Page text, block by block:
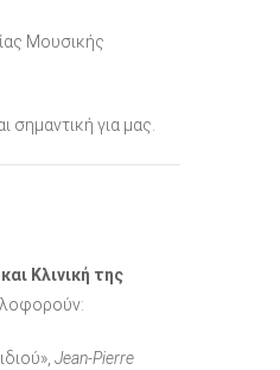
Μουσικής
σημαντική για μας.
Κλινική της
Jean-Pierre